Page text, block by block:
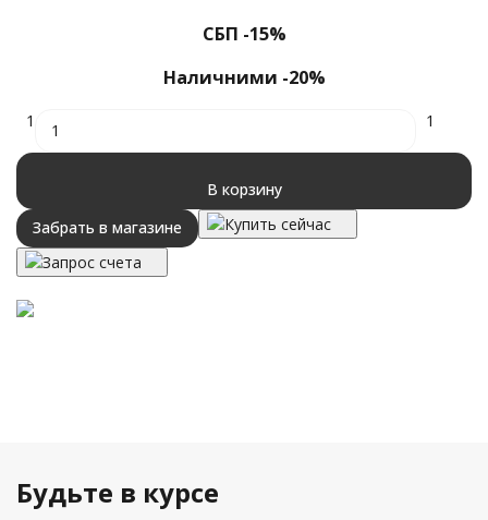
СБП -15%
Наличними -20%
1 1
В корзину
Забрать в магазине
Купить сейчас
Запрос счета
Будьте в курсе